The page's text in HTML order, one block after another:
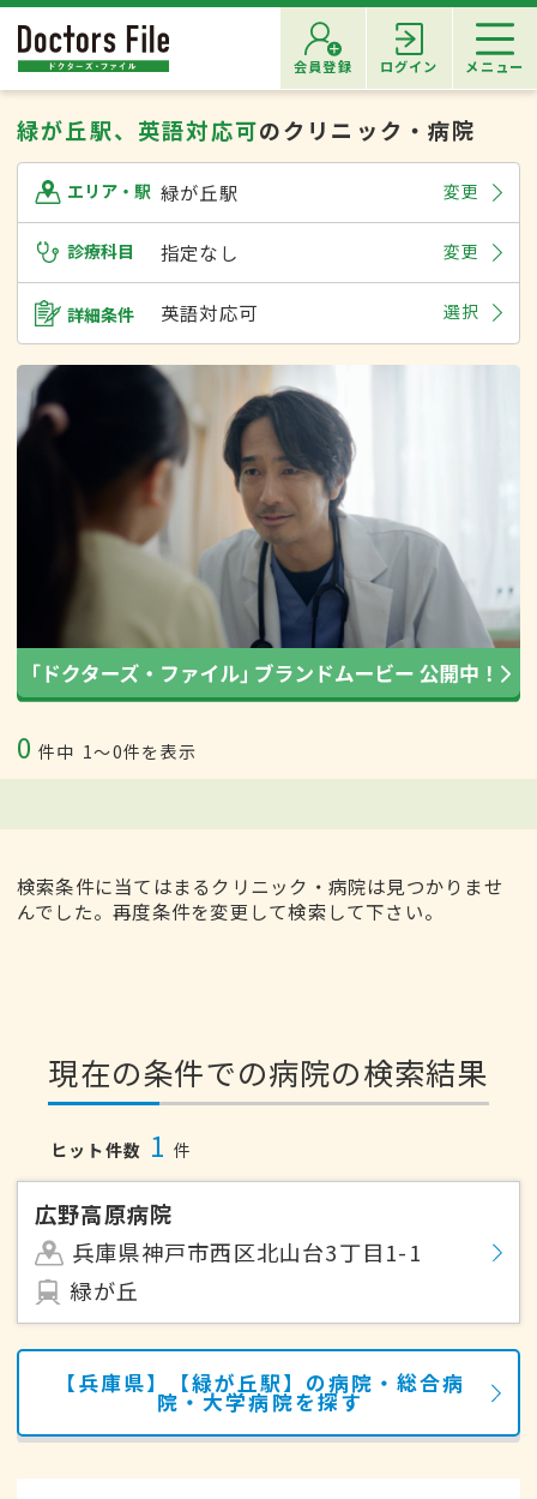
会員登録 ログイン メニュー
緑が丘駅、英語対応可のクリニック・病院
エリア・駅 緑が丘駅 変更
診療科目 指定なし 変更
詳細条件 英語対応可 選択
0 件中 1〜0件を表示
検索条件に当てはまるクリニック・病院は見つかりませ
んでした。再度条件を変更して検索して下さい。
現在の条件での病院の検索結果
ヒット件数 1 件
広野高原病院
兵庫県神戸市西区北山台3丁目1-1
緑が丘
【兵庫県】【緑が丘駅】の病院・総合病
院・大学病院を探す